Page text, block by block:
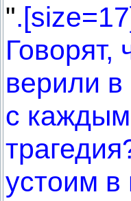
"
Говорят,
верили
с каждым
устоим в